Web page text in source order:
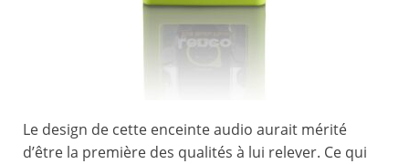
Le design de cette enceinte audio aurait mérité
d’être la première des qualités à lui relever. Ce qui